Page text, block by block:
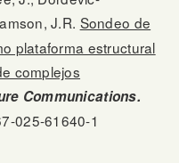
J.R. Sondeo de
plataforma estructural
complejos
Communications.
025-61640-1